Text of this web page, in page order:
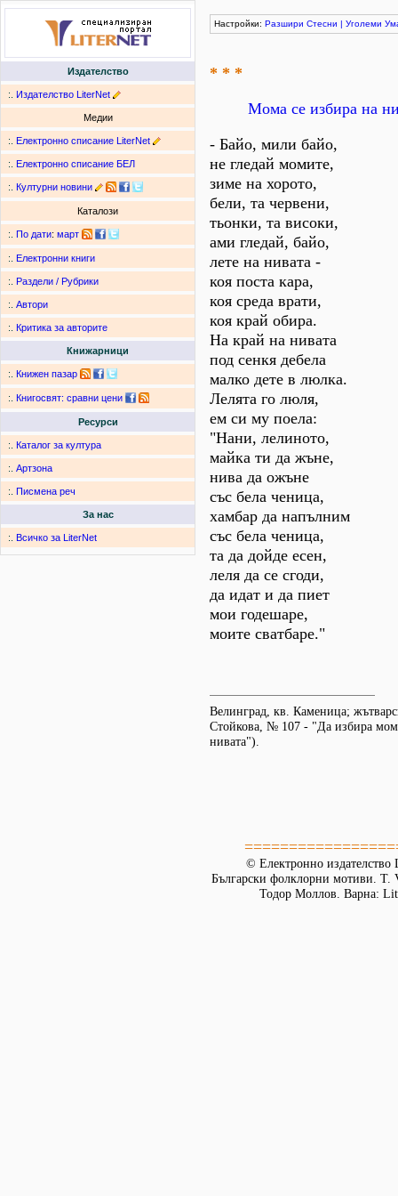
Издателство
:. Издателство LiterNet
Медии
:. Електронно списание LiterNet
:. Електронно списание БЕЛ
:. Културни новини
Каталози
:. По дати: март
:. Електронни книги
:. Раздели / Рубрики
:. Автори
:. Критика за авторите
Книжарници
:. Книжен пазар
:. Книгосвят: сравни цени
Ресурси
:. Каталог за култура
:. Артзона
:. Писмена реч
За нас
:. Всичко за LiterNet
Настройки: Разшири Стесни | Уголеми
* * *
Мома се избира на
- Байо, мили байо,
не гледай момите,
зиме на хорото,
бели, та червени,
тьонки, та високи,
ами гледай, байо,
лете на нивата -
коя поста кара,
коя среда врати,
коя край обира.
На край на нивата
под сенкя дебела
малко дете в люлка.
Лелята го люля,
ем си му поела:
"Нани, лелиното,
майка ти да жъне,
нива да ожъне
със бела ченица,
хамбар да напълним
със бела ченица,
та да дойде есен,
леля да се сгоди,
да идат и да пиет
мои годешаре,
моите сватбаре."
Велинград, кв. Каменица;
Стойкова, № 107 - "Да избира
нивата").
© Електронно издателство
Български фолклорни мотиви. Т.
Тодор Моллов. Варна: